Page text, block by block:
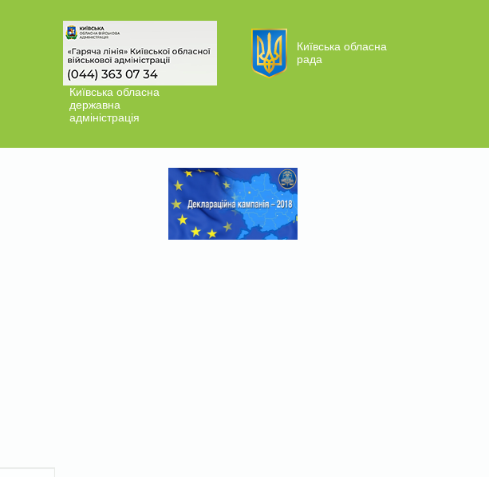
Київська обласна
державна
адміністрація
Київська обласна
рада